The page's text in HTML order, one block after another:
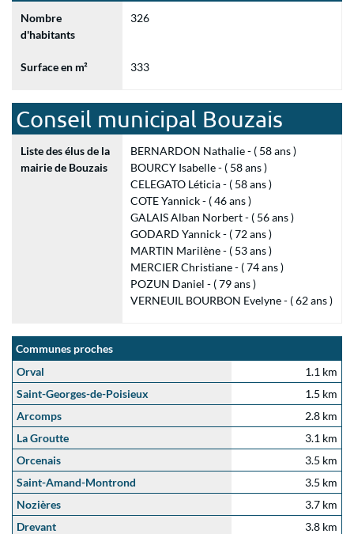
Nombre
d'habitants
326
Surface en m² 333
Conseil municipal Bouzais
Liste des élus de la
mairie de Bouzais
BERNARDON Nathalie - ( 58 ans )
BOURCY Isabelle - ( 58 ans )
CELEGATO Léticia - ( 58 ans )
COTE Yannick - ( 46 ans )
GALAIS Alban Norbert - ( 56 ans )
GODARD Yannick - ( 72 ans )
MARTIN Marilène - ( 53 ans )
MERCIER Christiane - ( 74 ans )
POZUN Daniel - ( 79 ans )
VERNEUIL BOURBON Evelyne - ( 62 ans )
Communes proches
Orval
1.1 km
Saint-Georges-de-Poisieux
1.5 km
Arcomps
2.8 km
La Groutte
3.1 km
Orcenais
3.5 km
Saint-Amand-Montrond
3.5 km
Nozières
3.7 km
Drevant
3.8 km